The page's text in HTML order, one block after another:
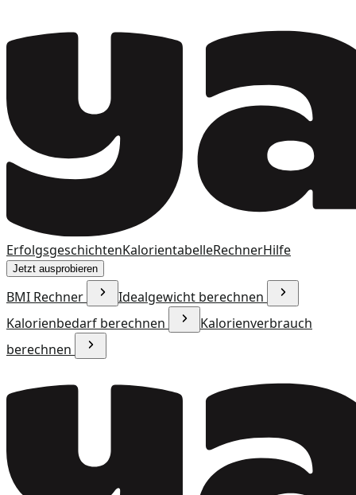
ErfolgsgeschichtenKalorientabelleRechnerHilfe
Jetzt ausprobieren
BMI Rechner
Idealgewicht berechnen
Kalorienbedarf berechnen
Kalorienverbrauch
berechnen